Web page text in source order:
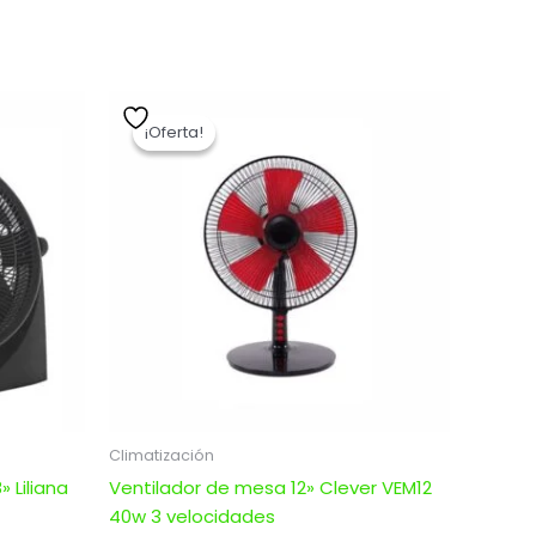
Liliana
¡Oferta!
¡Oferta!
Climatización
Ventilador de mesa 12» Clever VEM12
40w 3 velocidades
original
era:
$ 3.043,00.
es:
$ 2.434,40.